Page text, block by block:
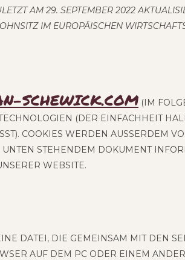
AM 29. SEP­TEM­BER 2022
IM EURO­PÄI­SCHEN
SCHEWICK.COM (IM
(DER EIN­FACH­HEIT
COO­KIES WER­DEN AUSSER­DEM
STE­HEN­DEM DOKU­MENT
WEBSITE.
DATEI, DIE GEMEIN­SAM MIT DEN
AUF DEM PC ODER EINEM